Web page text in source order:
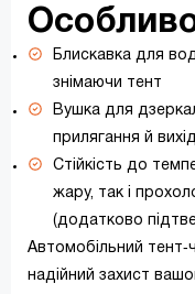
Блискавка для
знімаючи тент
Вушка для
прилягання й
Стійкість до
жару, так і
(додатково
Автомобільний
надійний захист